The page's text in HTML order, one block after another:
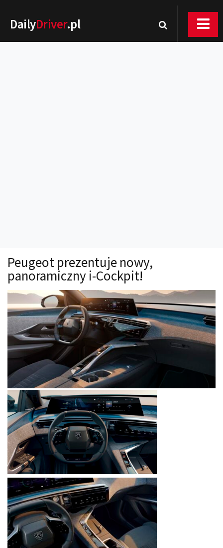
DailyDriver.pl
Technika jazdy
Oświetlenie
Kalkulatory
Przelicznik mocy
Auto z niemiec
Galerie
Peugeot prezentuje nowy,
panoramiczny i-Cockpit!